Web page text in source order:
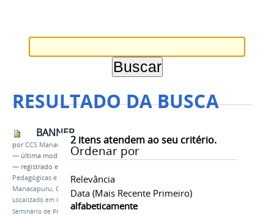
RESULTADO DA BUSCA
2itens atendem ao seu critério.
Ordenar por
Relevância
Data (mais Recente Primeiro)
alfabeticamente
BANNER
porCCS Manacaouru
— última modificação23/10/2018 05h52
— registrado em:
Pedagógicas e Empreendedorismo de
Manacapuru, CAMPUS AVANÇADO MANACAPURU
Localizado em CAMPUS /
Seminário de Práticas Pedagógicas e